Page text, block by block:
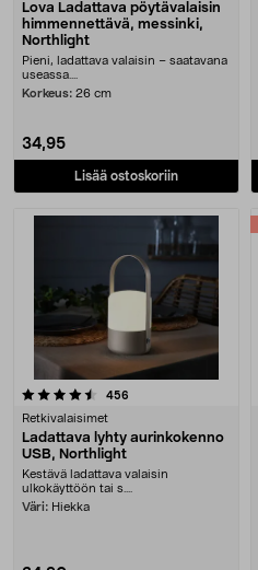
Lova Ladattava pöytävalaisin
himmennettävä, messinki,
Northlight
Pieni, ladattava valaisin – saatavana
useassa....
Korkeus: 26 cm
34,95
Lisää ostoskoriin
456
Retkivalaisimet
Ladattava lyhty aurinkokenno
USB, Northlight
Kestävä ladattava valaisin
ulkokäyttöön tai s....
Väri: Hiekka
4.0 viidestä tähdestä